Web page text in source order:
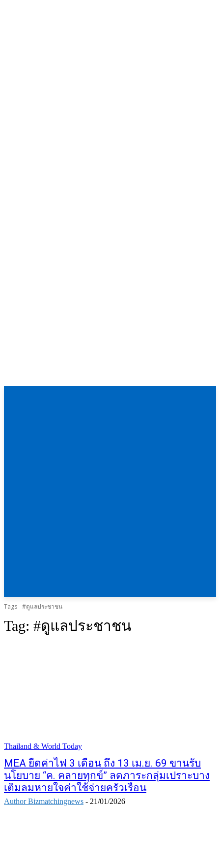
Tags #ดูแลประชาชน
Tag: #ดูแลประชาชน
Thailand & World Today
MEA ยืดค่าไฟ 3 เดือน ถึง 13 เม.ย. 69 ขานรับ
นโยบาย “ค. คลายทุกข์” ลดภาระกลุ่มเปราะบาง
เติมลมหายใจค่าใช้จ่ายครัวเรือน
Author Bizmatchingnews - 21/01/2026